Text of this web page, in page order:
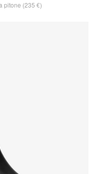
pitone (235 €)